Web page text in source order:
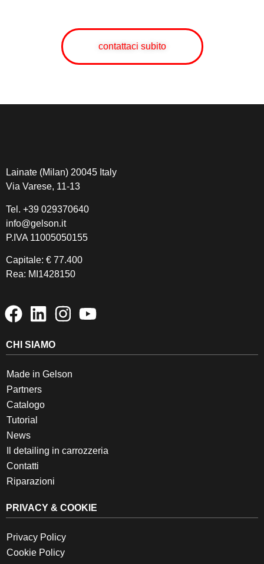
contattaci subito
Lainate (Milan) 20045 Italy
Via Varese, 11-13
Tel. +39 029370640
info@gelson.it
P.IVA 11005050155
Capitale: € 77.400
Rea: MI1428150
CHI SIAMO
Made in Gelson
Partners
Catalogo
Tutorial
News
Il detailing in carrozzeria
Contatti
Riparazioni
PRIVACY & COOKIE
Privacy Policy
Cookie Policy